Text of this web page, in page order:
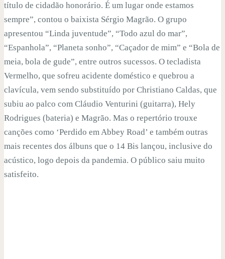
título de cidadão honorário. É um lugar onde estamos
sempre”, contou o baixista Sérgio Magrão. O grupo
apresentou “Linda juventude”, “Todo azul do mar”,
“Espanhola”, “Planeta sonho”, “Caçador de mim” e “Bola de
meia, bola de gude”, entre outros sucessos. O tecladista
Vermelho, que sofreu acidente doméstico e quebrou a
clavícula, vem sendo substituído por Christiano Caldas, que
subiu ao palco com Cláudio Venturini (guitarra), Hely
Rodrigues (bateria) e Magrão. Mas o repertório trouxe
canções como ‘Perdido em Abbey Road’ e também outras
mais recentes dos álbuns que o 14 Bis lançou, inclusive do
acústico, logo depois da pandemia. O público saiu muito
satisfeito.